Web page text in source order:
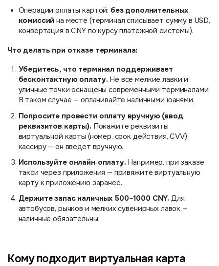
Операции оплаты картой: без дополнительных
комиссий на месте (терминал списывает сумму в USD,
конвертация в CNY по курсу платёжной системы).
Что делать при отказе терминала:
Убедитесь, что терминал поддерживает
бесконтактную оплату. Не все мелкие лавки и
уличные точки оснащены современными терминалами.
В таком случае — оплачивайте наличными юанями.
Попросите провести оплату вручную (ввод
реквизитов карты). Покажите реквизиты
виртуальной карты (номер, срок действия, CVV)
кассиру — он введёт вручную.
Используйте онлайн‑оплату. Например, при заказе
такси через приложения — привяжите виртуальную
карту к приложению заранее.
Держите запас наличных 500–1000 CNY. Для
автобусов, рынков и мелких сувенирных лавок —
наличные обязательны.
Кому подходит виртуальная карта